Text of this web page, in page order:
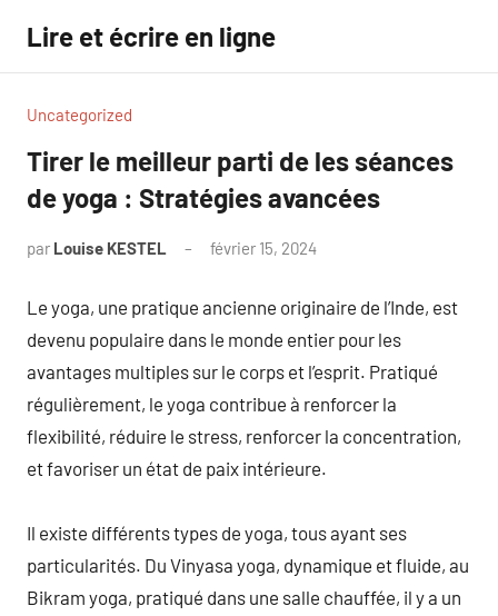
contenu
Lire et écrire en ligne
Uncategorized
Tirer le meilleur parti de les séances
de yoga : Stratégies avancées
par Louise KESTEL février 15, 2024
Le yoga, une pratique ancienne originaire de l’Inde, est
devenu populaire dans le monde entier pour les
avantages multiples sur le corps et l’esprit. Pratiqué
régulièrement, le yoga contribue à renforcer la
flexibilité, réduire le stress, renforcer la concentration,
et favoriser un état de paix intérieure.
Il existe différents types de yoga, tous ayant ses
particularités. Du Vinyasa yoga, dynamique et fluide, au
Bikram yoga, pratiqué dans une salle chauffée, il y a un